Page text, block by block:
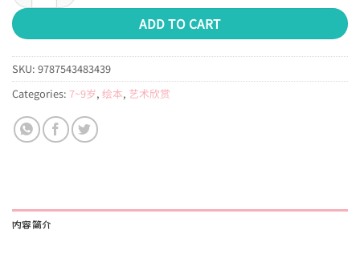
ADD TO CART
SKU: 9787543483439
Categories: 7~9岁, 绘本, 艺术欣赏
内容简介